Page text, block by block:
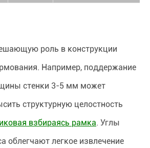
роль в конструкции
Например, поддержание
стенки 3-5 мм может
структурную целостность
взбираясь рамка. Углы
облегчают легкое извлечение